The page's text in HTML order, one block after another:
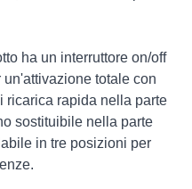
ha un interruttore on/off
totale con
ricarica rapida nella parte
sostituibile nella parte
in tre posizioni per